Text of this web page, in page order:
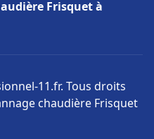
Frisquet à
11.fr. Tous droits
chaudière Frisquet